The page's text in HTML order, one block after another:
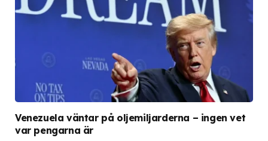
Venezuela väntar på oljemiljarderna – ingen vet
var pengarna är